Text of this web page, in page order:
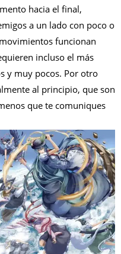
hacia el final,
a un lado con poco o
funcionan
incluso el más
y muy pocos. Por otro
al principio, que son
que te comuniques